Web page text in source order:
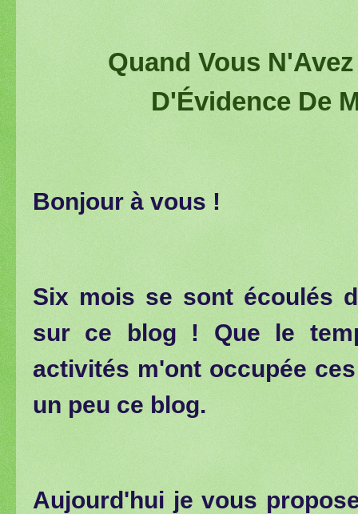
Quand Vous
D'Évidence De
Bonjour à vous !
Six mois se sont écoulés
sur ce blog ! Que le
activités m'ont occupée
un peu ce blog.
Aujourd'hui je vous